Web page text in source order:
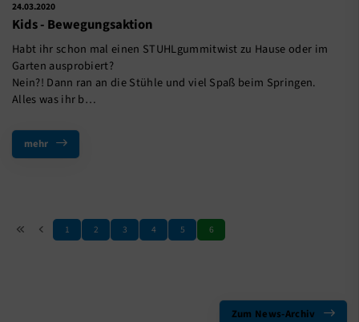
24.03.2020
Kids - Bewegungsaktion
Habt ihr schon mal einen STUHLgummitwist zu Hause oder im
Garten ausprobiert?
Nein?! Dann ran an die Stühle und viel Spaß beim Springen.
Alles was ihr b…
mehr
1 2 3 4 5 6
Zum News-Archiv